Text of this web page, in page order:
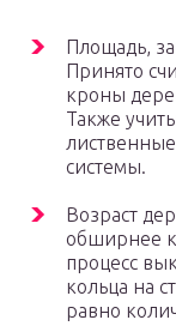
Площадь,
Принято
кроны
Также
системы.
Возраст
обширнее
процесс
кольца на
равно